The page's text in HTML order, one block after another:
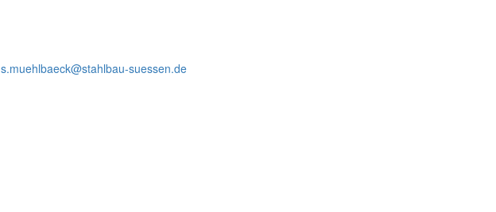
s.muehlbaeck@stahlbau-suessen.de